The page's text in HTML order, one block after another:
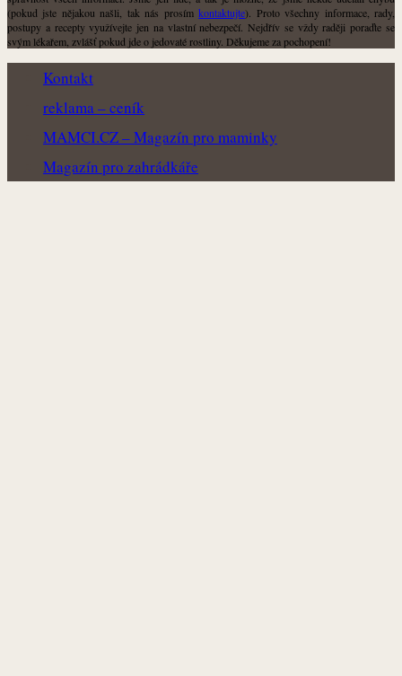
(pokud jste nějakou našli, tak nás prosímkontaktujte). Proto všechny informace, rady,
postupy a recepty využívejte jen na vlastní nebezpečí. Nejdřív se vždy raději poraďte se
svým lékařem, zvlášť pokud jde o jedovaté rostliny. Děkujeme za pochopení!
Kontakt
reklama – ceník
MAMCI.CZ – Magazín pro maminky
Magazín pro zahrádkáře